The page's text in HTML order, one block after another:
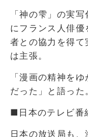
「神の雫」の実
にフランス人俳
者との協力を得て
は主張。
「漫画の精神を
だった」と語った
■日本のテレビ番
日本の放送局も